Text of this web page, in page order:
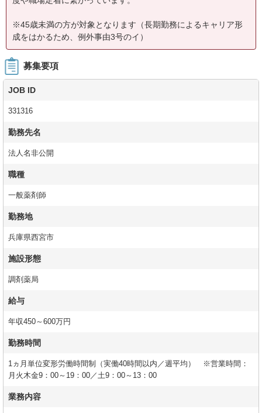
※45歳未満の方が対象となります（長期勤務によるキャリア形
成をはかるため、例外事由3号のイ）
募集要項
JOB ID
331316
勤務先名
法人名非公開
職種
一般薬剤師
勤務地
兵庫県西宮市
施設形態
調剤薬局
給与
年収450～600万円
勤務時間
1ヵ月単位変形労働時間制（実働40時間以内／週平均） ※営業時間：
月火木金9：00～19：00／土9：00～13：00
業務内容